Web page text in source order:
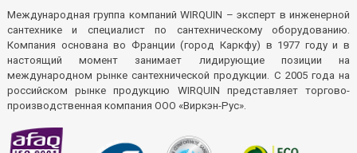
Международная группа компаний WIRQUIN – эксперт в инженерной
сантехнике и специалист по сантехническому оборудованию.
Компания основана во Франции (город Каркфу) в 1977 году и в
настоящий момент занимает лидирующие позиции на
международном рынке сантехнической продукции. С 2005 года на
российском рынке продукцию WIRQUIN представляет торгово-
производственная компания ООО «Виркэн-Рус».